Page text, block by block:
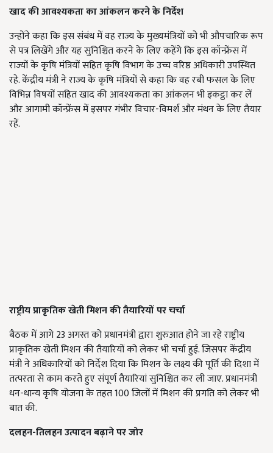
खाद की आवश्यकता का आंकलन करने के निर्देश
उन्होंने कहा कि इस संबंध में वह राज्य के मुख्यमंत्रियों को भी औपचारिक रूप
से पत्र लिखेंगे और यह सुनिश्चित करने के लिए कहेंगे कि इस कॉन्फ्रेंस में
राज्यों के कृषि मंत्रियों सहित कृषि विभाग के उच्च वरिष्ठ अधिकारी उपस्थित
रहे. केंद्रीय मंत्री ने राज्य के कृषि मंत्रियों से कहा कि वह रबी फसल के लिए
विभिन्न विषयों सहित खाद की आवश्यकता का आंकलन भी इकट्ठा कर लें
और आगामी कॉन्फ्रेंस में इसपर गंभीर विचार-विमर्श और मंथन के लिए तैयार
रहें.
राष्ट्रीय प्राकृतिक खेती मिशन की तैयारियों पर चर्चा
बैठक में आगे 23 अगस्त को प्रधानमंत्री द्वारा शुरुआत होने जा रहे राष्ट्रीय
प्राकृतिक खेती मिशन की तैयारियों को लेकर भी चर्चा हुई. जिसपर केंद्रीय
मंत्री ने अधिकारियों को निर्देश दिया कि मिशन के लक्ष्य की पूर्ति की दिशा में
तत्परता से काम करते हुए संपूर्ण तैयारियां सुनिश्चित कर ली जाए. प्रधानमंत्री
धन-धान्य कृषि योजना के तहत 100 जिलों में मिशन की प्रगति को लेकर भी
बात की.
दलहन-तिलहन उत्पादन बढ़ाने पर जोर